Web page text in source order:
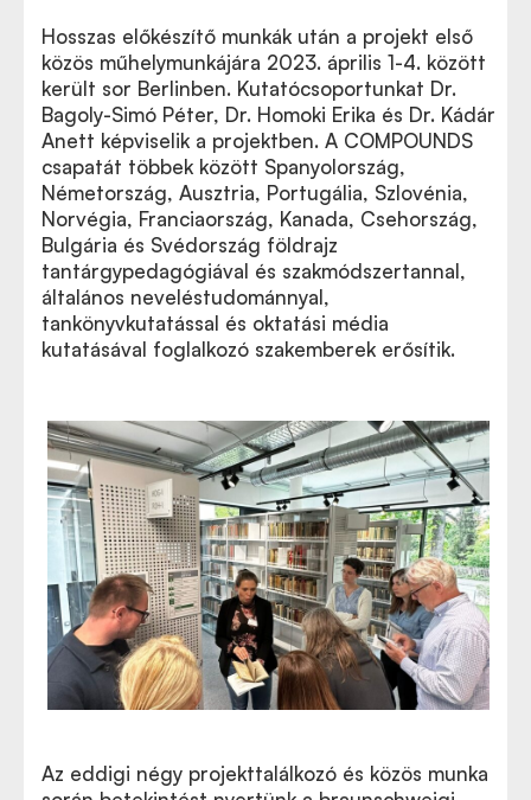
Hosszas előkészítő munkák után a projekt első
közös műhelymunkájára 2023. április 1-4. között
került sor Berlinben. Kutatócsoportunkat Dr.
Bagoly-Simó Péter, Dr. Homoki Erika és Dr. Kádár
Anett képviselik a projektben. A COMPOUNDS
csapatát többek között Spanyolország,
Németország, Ausztria, Portugália, Szlovénia,
Norvégia, Franciaország, Kanada, Csehország,
Bulgária és Svédország földrajz
tantárgypedagógiával és szakmódszertannal,
általános neveléstudománnyal,
tankönyvkutatással és oktatási média
kutatásával foglalkozó szakemberek erősítik.
Az eddigi négy projekttalálkozó és közös munka